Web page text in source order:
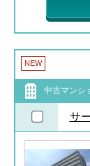
NEW
中古マンシ
サ